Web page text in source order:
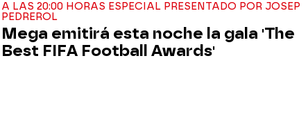
A LAS 20:00 HORAS ESPECIAL PRESENTADO POR JOSEP
PEDREROL
Mega emitirá esta noche la gala 'The
Best FIFA Football Awards'